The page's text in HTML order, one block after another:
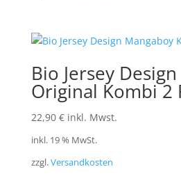
Bio Jersey
Original Kombi 2
22,90 € inkl. Mwst.
inkl. 19 % MwSt.
zzgl.Versandkosten